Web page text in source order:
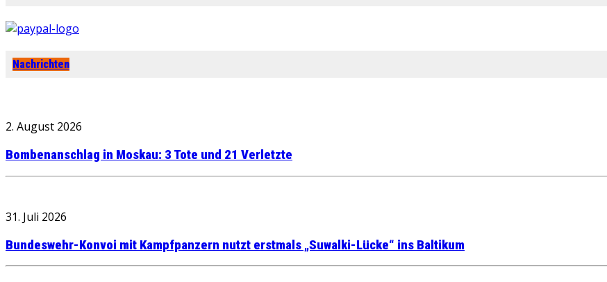
Nachrichten
2. August 2026
Bombenanschlag in Moskau: 3 Tote und 21 Verletzte
31. Juli 2026
Bundeswehr-Konvoi mit Kampfpanzern nutzt erstmals „Suwalki-Lücke“ ins Baltikum